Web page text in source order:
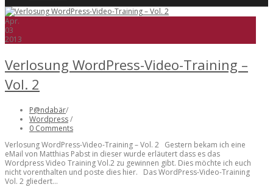
Apr.
03
2013
Verlosung WordPress-Video-Training –
Vol. 2
P@ndabär/
Wordpress/
0 Comments
Verlosung WordPress-Video-Training – Vol. 2 Gestern bekam ich eine
eMail von Matthias Pabst in dieser wurde erläutert dass es das
Wordpress Video Training Vol.2 zu gewinnen gibt. Dies möchte ich euch
nicht vorenthalten und poste dies hier. Das WordPress-Video-Training
Vol. 2 gliedert...